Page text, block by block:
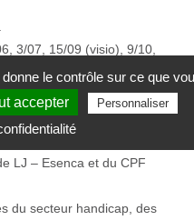
3/07, 15/09 (visio), 9/10,
27 et 6/04/27.
Liège.
pers./institutions max. par
LJ – Esenca et du CPF
du secteur handicap, des
le contrôle sur ce que
accepter Personnaliser